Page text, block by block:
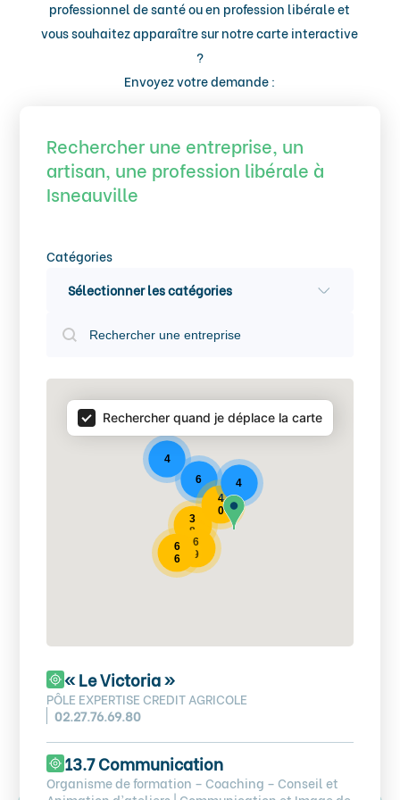
professionnel de santé ou en profession libérale et
vous souhaitez apparaître sur notre carte interactive
?
Envoyez votre demande :
Rechercher une entreprise, un
artisan, une profession libérale à
Isneauville
Catégories
Sélectionner les catégories
Rechercher
« Le Victoria »
PÔLE EXPERTISE CREDIT AGRICOLE
02.27.76.69.80
13.7 Communication
Organisme de formation – Coaching – Conseil et
3
8
6
4
0
4
6
9
6
6
4
Rechercher quand je déplace la carte